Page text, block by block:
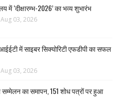
में ‘दीक्षारम्भ-2026’ का भव्य शुभारंभ
Aug 03, 2026
में साइबर सिक्योरिटी एफडीपी का सफल
Aug 03, 2026
सम्मेलन का समापन, 151 शोध पत्रों पर हुआ